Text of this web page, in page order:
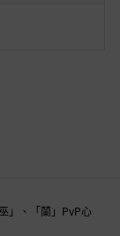
」、「蘭」PvP心